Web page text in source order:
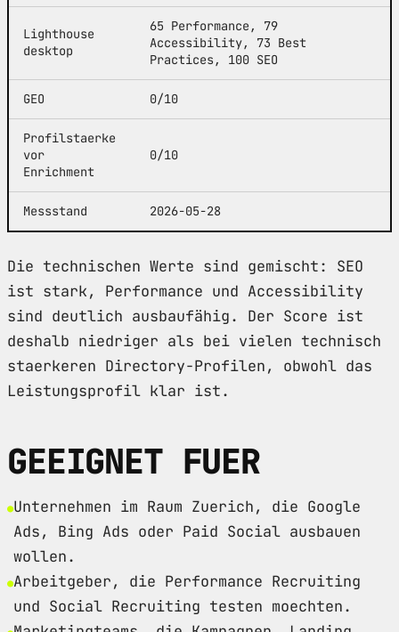
Lighthouse
desktop
65 Performance, 79
Accessibility, 73 Best
Practices, 100 SEO
GEO 0/10
Profilstaerke
vor
Enrichment
0/10
Messstand 2026-05-28
Die technischen Werte sind gemischt: SEO
ist stark, Performance und Accessibility
sind deutlich ausbaufähig. Der Score ist
deshalb niedriger als bei vielen technisch
staerkeren Directory-Profilen, obwohl das
Leistungsprofil klar ist.
GEEIGNET FUER
Unternehmen im Raum Zuerich, die Google
Ads, Bing Ads oder Paid Social ausbauen
wollen.
Arbeitgeber, die Performance Recruiting
und Social Recruiting testen moechten.